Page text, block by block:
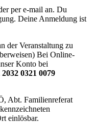
per e-mail an. Du
Deine Anmeldung ist
der Veranstaltung zu
Bei Online-
Konto bei
0321 0079
Abt. Familienreferat
einlösbar.